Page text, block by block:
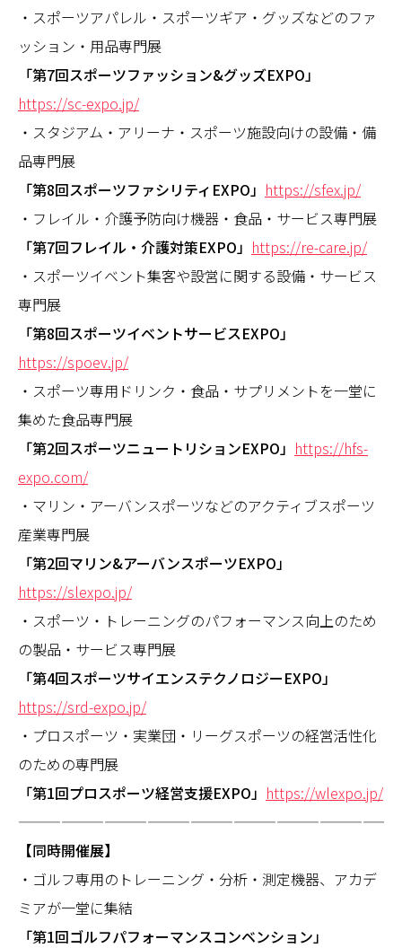
・スポーツアパレル・スポーツギア・グッズなどのファ
ッション・用品専門展
「第7回スポーツファッション&グッズEXPO」
https://sc-expo.jp/
・スタジアム・アリーナ・スポーツ施設向けの設備・備
品専門展
「第8回スポーツファシリティEXPO」 https://sfex.jp/
・フレイル・介護予防向け機器・食品・サービス専門展
「第7回フレイル・介護対策EXPO」 https://re-care.jp/
・スポーツイベント集客や設営に関する設備・サービス
専門展
「第8回スポーツイベントサービスEXPO」
https://spoev.jp/
・スポーツ専用ドリンク・食品・サプリメントを一堂に
集めた食品専門展
「第2回スポーツニュートリションEXPO」 https://hfs-
expo.com/
・マリン・アーバンスポーツなどのアクティブスポーツ
産業専門展
「第2回マリン&アーバンスポーツEXPO」
https://slexpo.jp/
・スポーツ・トレーニングのパフォーマンス向上のため
の製品・サービス専門展
「第4回スポーツサイエンステクノロジーEXPO」
https://srd-expo.jp/
・プロスポーツ・実業団・リーグスポーツの経営活性化
のための専門展
「第1回プロスポーツ経営支援EXPO」 https://wlexpo.jp/
——————————————————————————
【同時開催展】
・ゴルフ専用のトレーニング・分析・測定機器、アカデ
ミアが一堂に集結
「第1回ゴルフパフォーマンスコンベンション」